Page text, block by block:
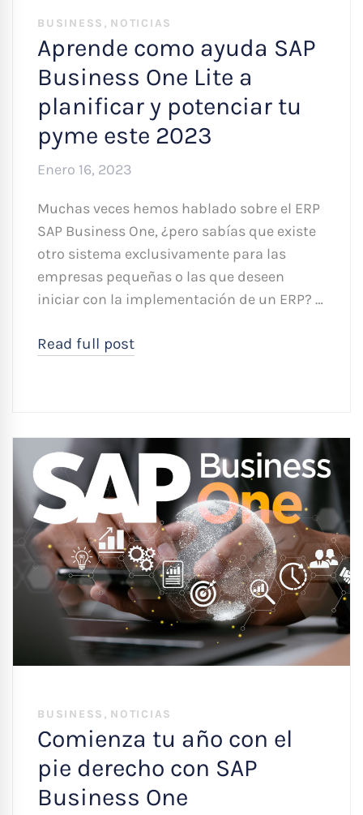
BUSINESS , NOTICIAS
Aprende como ayuda SAP
Business One Lite a
planificar y potenciar tu
pyme este 2023
Enero 16, 2023
Muchas veces hemos hablado sobre el ERP
SAP Business One, ¿pero sabías que existe
otro sistema exclusivamente para las
empresas pequeñas o las que deseen
iniciar con la implementación de un ERP? …
Read full post
BUSINESS , NOTICIAS
Comienza tu año con el
pie derecho con SAP
Business One